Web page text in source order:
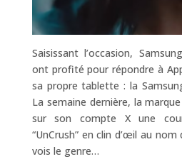
Saisissant l’occasion,
ont profité pour répondre à
sa propre tablette : la
La semaine dernière, la
sur son compte X une
“UnCrush” en clin d’œil au
vois le genre…